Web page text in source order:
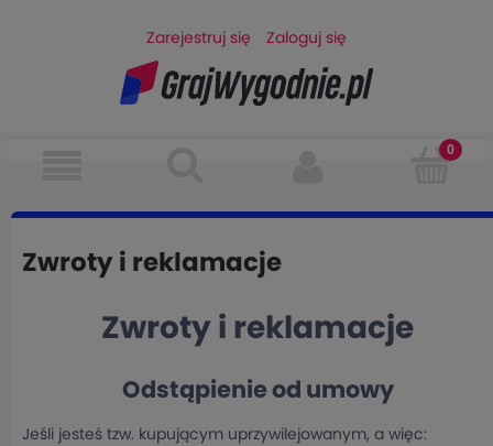
Zarejestruj się Zaloguj się
Zwroty i reklamacje
Zwroty i reklamacje
Odstąpienie od umowy
Jeśli jesteś tzw. kupującym uprzywilejowanym, a więc: